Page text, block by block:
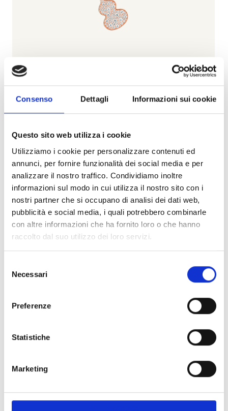
Consenso Dettagli Informazioni sui cookie
Questo sito web utilizza i cookie
Utilizziamo i cookie per personalizzare contenuti ed
annunci, per fornire funzionalità dei social media e per
analizzare il nostro traffico. Condividiamo inoltre
informazioni sul modo in cui utilizza il nostro sito con i
nostri partner che si occupano di analisi dei dati web,
pubblicità e social media, i quali potrebbero combinarle
con altre informazioni che ha fornito loro o che hanno
raccolto dal suo utilizzo dei loro servizi.
delNecessari
Preferenze
Statistiche
Marketing
QEELIN
Ciondolo piccolo wulu in oro rosa e pavé di diamanti -
wu-030-spd-rgd2 - WUP30ACRGDI
€ 7.270,00
Subito disponibile
Visualizza articolo